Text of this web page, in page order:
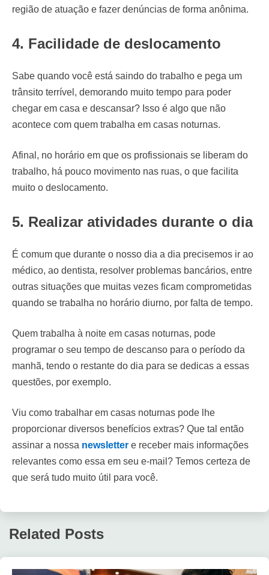
região de atuação e fazer denúncias de forma anônima.
4. Facilidade de deslocamento
Sabe quando você está saindo do trabalho e pega um
trânsito terrível, demorando muito tempo para poder
chegar em casa e descansar? Isso é algo que não
acontece com quem trabalha em casas noturnas.
Afinal, no horário em que os profissionais se liberam do
trabalho, há pouco movimento nas ruas, o que facilita
muito o deslocamento.
5. Realizar atividades durante o dia
É comum que durante o nosso dia a dia precisemos ir ao
médico, ao dentista, resolver problemas bancários, entre
outras situações que muitas vezes ficam comprometidas
quando se trabalha no horário diurno, por falta de tempo.
Quem trabalha à noite em casas noturnas, pode
programar o seu tempo de descanso para o período da
manhã, tendo o restante do dia para se dedicas a essas
questões, por exemplo.
Viu como trabalhar em casas noturnas pode lhe
proporcionar diversos benefícios extras? Que tal então
assinar a nossa newsletter e receber mais informações
relevantes como essa em seu e-mail? Temos certeza de
que será tudo muito útil para você.
Related Posts